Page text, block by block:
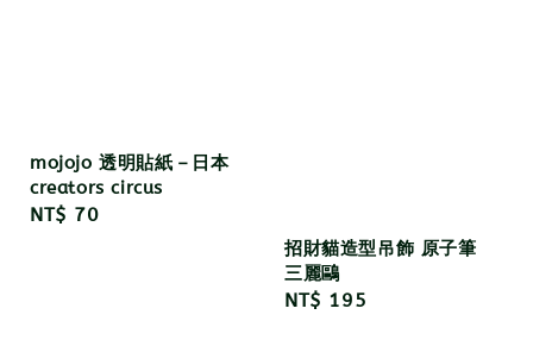
mojojo 透明貼紙－日本
creators circus
Regular
NT$ 70
招財貓造型吊飾 原子筆
三麗鷗
Regular
NT$ 195